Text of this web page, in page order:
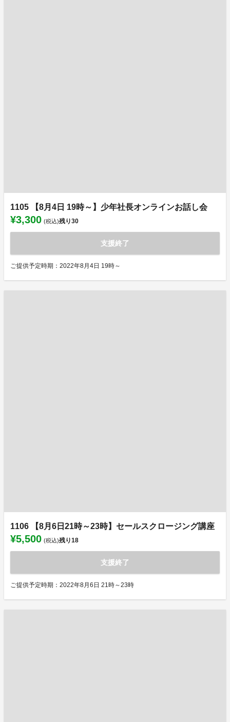
1105 【8月4日 19時～】少年社長オンラインお話し会
¥3,300 (税込)残り30
支援終了
ご提供予定時期：2022年8月4日 19時～
1106 【8月6日21時～23時】セールスクロージング講座
¥5,500 (税込)残り18
支援終了
ご提供予定時期：2022年8月6日 21時～23時